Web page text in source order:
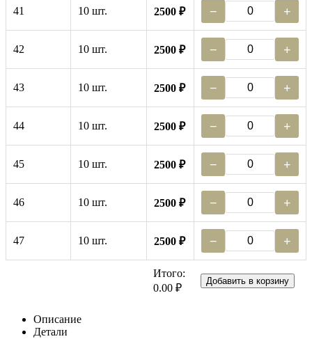
41 10 шт. 2500 ₽ − +
42 10 шт. 2500 ₽ − +
43 10 шт. 2500 ₽ − +
44 10 шт. 2500 ₽ − +
45 10 шт. 2500 ₽ − +
46 10 шт. 2500 ₽ − +
47 10 шт. 2500 ₽ − +
Итого:
0.00 ₽
Добавить в корзину
Описание
Детали